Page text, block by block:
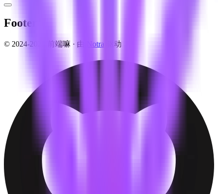
Footer
© 2024-2025 前端嘛 · 由 Notra 驱动